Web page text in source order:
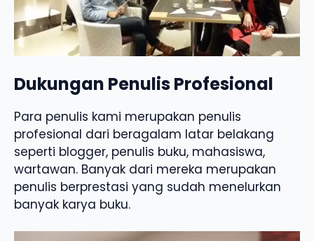
Dukungan Penulis Profesional
Para penulis kami merupakan penulis
profesional dari beragalam latar belakang
seperti blogger, penulis buku, mahasiswa,
wartawan. Banyak dari mereka merupakan
penulis berprestasi yang sudah menelurkan
banyak karya buku.